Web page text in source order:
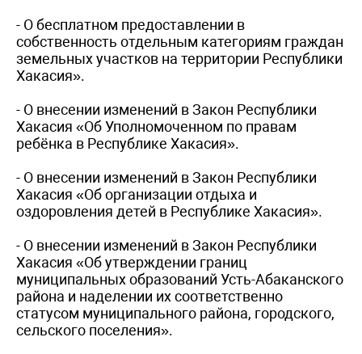
- О бесплатном предоставлении в
собственность отдельным категориям граждан
земельных участков на территории Республики
Хакасия».
- О внесении изменений в Закон Республики
Хакасия «Об Уполномоченном по правам
ребёнка в Республике Хакасия».
- О внесении изменений в Закон Республики
Хакасия «Об организации отдыха и
оздоровления детей в Республике Хакасия».
- О внесении изменений в Закон Республики
Хакасия «Об утверждении границ
муниципальных образований Усть-Абаканского
района и наделении их соответственно
статусом муниципального района, городского,
сельского поселения».